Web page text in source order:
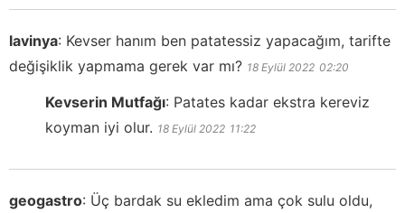
lavinya: Kevser hanım ben patatessiz yapacağım, tarifte
değişiklik yapmama gerek var mı? 18 Eylül 2022 02:20
Kevserin Mutfağı: Patates kadar ekstra kereviz
koyman iyi olur. 18 Eylül 2022 11:22
geogastro: Üç bardak su ekledim ama çok sulu oldu,